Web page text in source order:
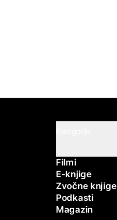
Filmi
E-knjige
Zvočne knjige
Podkasti
Magazin